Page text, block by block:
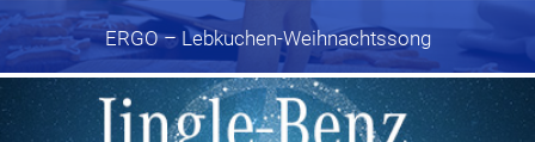
ERGO– Lebkuchen-Weihnachtssong